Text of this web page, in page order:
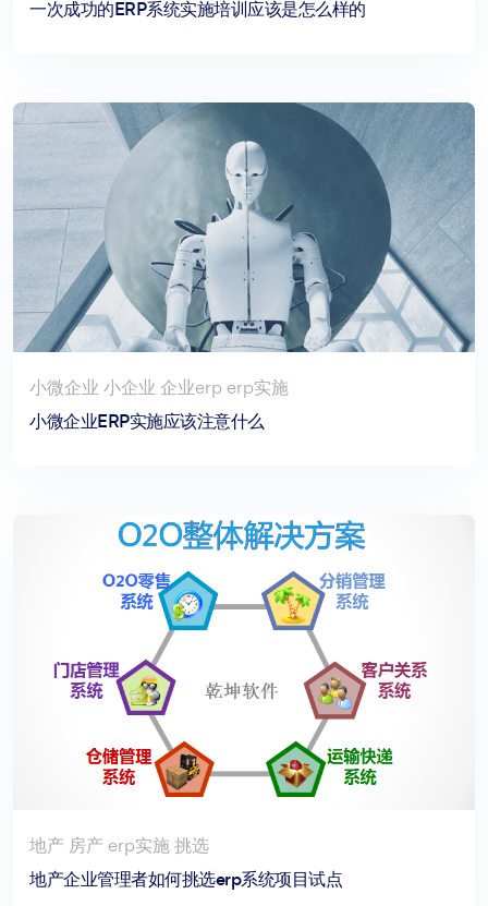
一次成功的ERP系统实施培训应该是怎么样的
小微企业 小企业 企业erp erp实施
小微企业ERP实施应该注意什么
地产 房产 erp实施 挑选
地产企业管理者如何挑选erp系统项目试点